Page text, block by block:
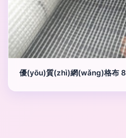
優(yōu)質(zhì)網(wǎng)格布 8